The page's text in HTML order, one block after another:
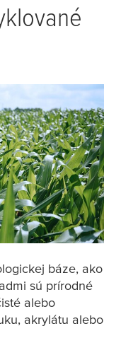
báze, ako
sú prírodné
alebo
akrylátu alebo